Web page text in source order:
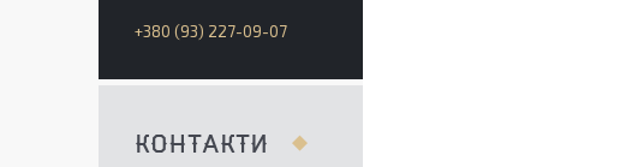
+380 (93) 227-09-07
КОНТАКТИ